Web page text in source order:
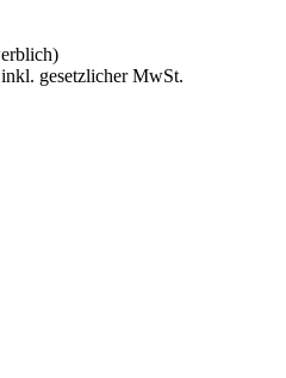
gesetzlicher MwSt.